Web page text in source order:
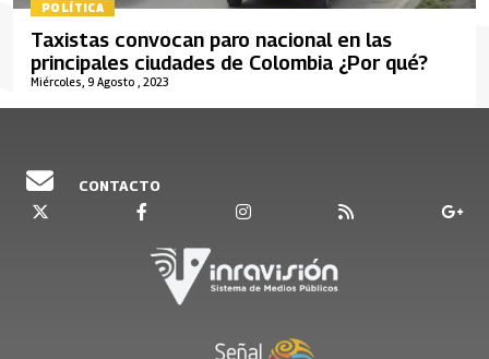
POLÍTICA
Miércoles, 9 Agosto , 2023
Taxistas convocan paro nacional en las
principales ciudades de Colombia ¿Por qué?
CONTACTO